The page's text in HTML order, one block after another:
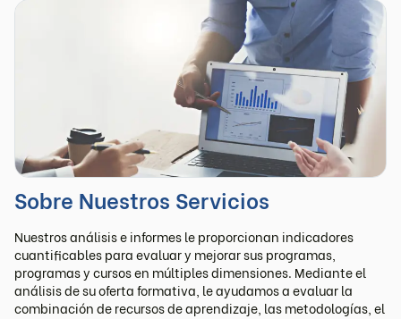
Sobre Nuestros Servicios
Nuestros análisis e informes le proporcionan indicadores
cuantificables para evaluar y mejorar sus programas,
programas y cursos en múltiples dimensiones. Mediante el
análisis de su oferta formativa, le ayudamos a evaluar la
combinación de recursos de aprendizaje, las metodologías, el